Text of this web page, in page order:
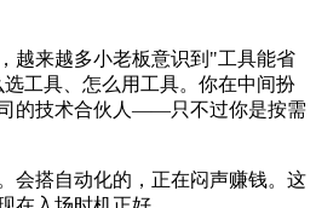
越来越多小老板意识到"工具能省
工具、怎么用工具。你在中间扮
的技术合伙人——只不过你是按需
会搭自动化的，正在闷声赚钱。这